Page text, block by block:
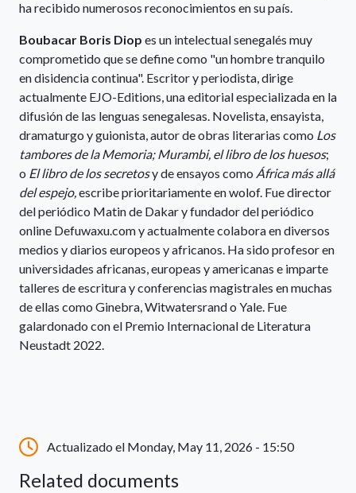
ha recibido numerosos reconocimientos en su país.
Boubacar Boris Diop es un intelectual senegalés muy
comprometido que se define como "un hombre tranquilo
en disidencia continua". Escritor y periodista, dirige
actualmente EJO-Editions, una editorial especializada en la
difusión de las lenguas senegalesas. Novelista, ensayista,
dramaturgo y guionista, autor de obras literarias como Los
tambores de la Memoria; Murambi, el libro de los huesos;
o El libro de los secretosy de ensayos como África más allá
del espejo,escribe prioritariamente en wolof. Fue director
del periódico Matin de Dakar y fundador del periódico
online Defuwaxu.com y actualmente colabora en diversos
medios y diarios europeos y africanos. Ha sido profesor en
universidades africanas, europeas y americanas e imparte
talleres de escritura y conferencias magistrales en muchas
de ellas como Ginebra, Witwatersrand o Yale. Fue
galardonado con el Premio Internacional de Literatura
Neustadt 2022.
Actualizado el Monday, May 11, 2026 - 15:50
Related documents